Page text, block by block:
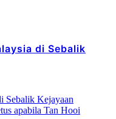
di Sebalik
Sebalik Kejayaan
apabila Tan Hooi